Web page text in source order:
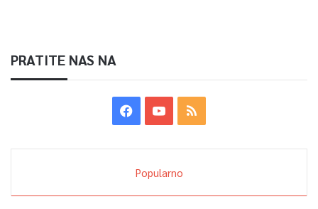
PRATITE NAS NA
Popularno